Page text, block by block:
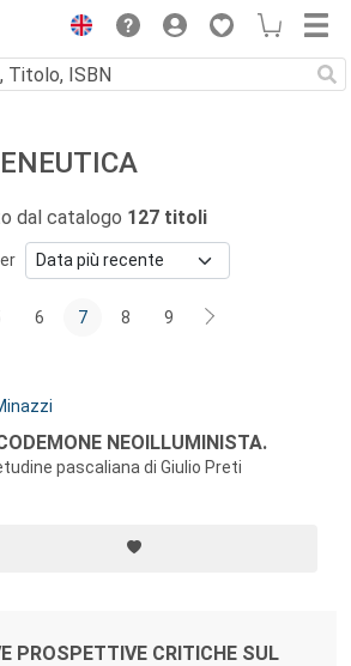
dal catalogo 127 titoli
6 7 8 9
NEOILLUMINISTA.
pascaliana di Giulio Preti
PROSPETTIVE CRITICHE SUL